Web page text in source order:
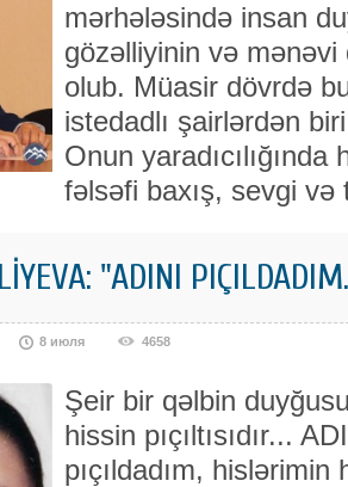
mərhələsində insan
gözəlliyinin və
olub. Müasir dövrdə
istedadlı şairlərdən
Onun
fəlsəfi baxış, sevgi
"ADINI
8 июля 4658
Şeir bir qəlbin
hissin pıçıltısıdır...
pıçıldadım, hislərimin